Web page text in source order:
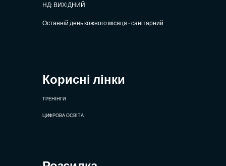
НД: ВИХIДНИЙ
Останній день кожного місяця - санітарний
Корисні лінки
ТРЕНІНГИ
ЦИФРОВА ОСВІТА